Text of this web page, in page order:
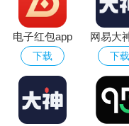
电子红包app
官方版
下载
网易大
华为版
方最
下载